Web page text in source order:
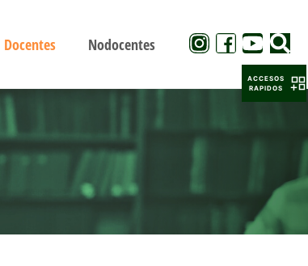
Docentes Nodocentes
ACCESOS
RAPIDOS